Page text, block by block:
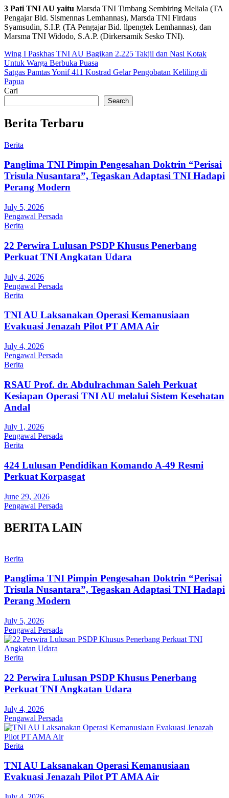
3 Pati TNI AU yaitu Marsda TNI Timbang Sembiring Meliala (TA
Pengajar Bid. Sismennas Lemhannas), Marsda TNI Firdaus
Syamsudin, S.I.P. (TA Pengajar Bid. llpengtek Lemhannas), dan
Marsma TNI Widodo, S.A.P. (Dirkersamik Sesko TNI).
Post
navigation
Wing I Paskhas TNI AU Bagikan 2.225 Takjil dan Nasi Kotak
Untuk Warga Berbuka Puasa
Satgas Pamtas Yonif 411 Kostrad Gelar Pengobatan Keliling di
Papua
Cari
Search
Berita Terbaru
Berita
Panglima TNI Pimpin Pengesahan Doktrin “Perisai
Trisula Nusantara”, Tegaskan Adaptasi TNI Hadapi
Perang Modern
July 5, 2026
Pengawal Persada
Berita
22 Perwira Lulusan PSDP Khusus Penerbang
Perkuat TNI Angkatan Udara
July 4, 2026
Pengawal Persada
Berita
TNI AU Laksanakan Operasi Kemanusiaan
Evakuasi Jenazah Pilot PT AMA Air
July 4, 2026
Pengawal Persada
Berita
RSAU Prof. dr. Abdulrachman Saleh Perkuat
Kesiapan Operasi TNI AU melalui Sistem Kesehatan
Andal
July 1, 2026
Pengawal Persada
Berita
424 Lulusan Pendidikan Komando A-49 Resmi
Perkuat Korpasgat
June 29, 2026
Pengawal Persada
BERITA LAIN
Berita
Panglima TNI Pimpin Pengesahan Doktrin “Perisai
Trisula Nusantara”, Tegaskan Adaptasi TNI Hadapi
Perang Modern
July 5, 2026
Pengawal Persada
Berita
22 Perwira Lulusan PSDP Khusus Penerbang
Perkuat TNI Angkatan Udara
July 4, 2026
Pengawal Persada
Berita
TNI AU Laksanakan Operasi Kemanusiaan
Evakuasi Jenazah Pilot PT AMA Air